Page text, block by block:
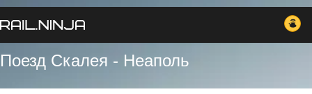
Поезд Скалея - Неаполь